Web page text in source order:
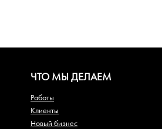
ЧТО МЫ ДЕЛАЕМ
Работы
Клиенты
Новый бизнес